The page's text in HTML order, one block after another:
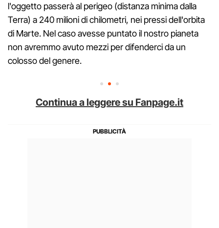
l'oggetto passerà al perigeo (distanza minima dalla
Terra) a 240 milioni di chilometri, nei pressi dell'orbita
di Marte. Nel caso avesse puntato il nostro pianeta
non avremmo avuto mezzi per difenderci da un
colosso del genere.
Continua a leggere su Fanpage.it